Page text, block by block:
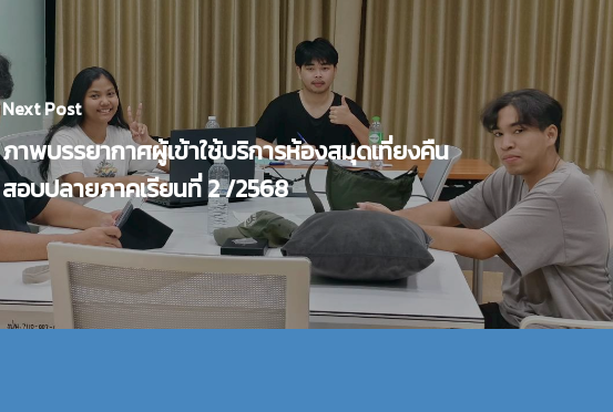
Next Post
ภาพบรรยากาศผู้เข้าใช้บริการห้องสมุดเที่ยงคืน
สอบปลายภาคเรียนที่ 2 /2568